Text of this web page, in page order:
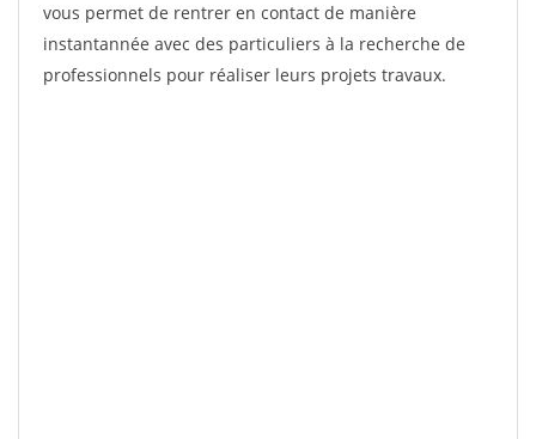
vous permet de rentrer en contact de manière
instantannée avec des particuliers à la recherche de
professionnels pour réaliser leurs projets travaux.